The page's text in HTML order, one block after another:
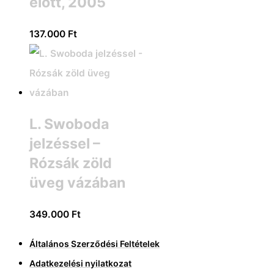
137.000 Ft
L. Swoboda
jelzéssel –
Rózsák zöld
üveg vázában
349.000 Ft
Általános Szerződési Feltételek
Adatkezelési nyilatkozat